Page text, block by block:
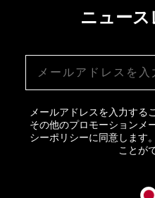
ニュース
メールアドレスを入力する
その他のプロモーションメ
シーポリシーに同意します
ことが